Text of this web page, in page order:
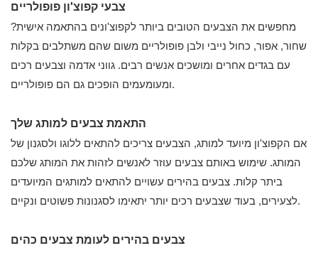
צבעי קפוצ'ון פופולריים
מחפשים את הצבעים הטובים ביותר לקפוצ'ונים בהתאמה אישית?
שחור, אפור, כחול נייבי ולבן פופולריים משום שהם משתלבים בקלות
עם בגדים אחרים ומושכים אנשים רבים. גווני אדמה וצבעים רכים
ומעומעמים הופכים גם הם פופולריים.
התאמת צבעים למותג שלך
אם הקפוצ'ון מיועד למותג, הצבעים צריכים להתאים ללוגו ולסגנון של
המותג. שימוש באותם צבעים עוזר לאנשים לזהות את המותג שלכם
ביתר קלות. צבעים בהירים עשויים להתאים למותגים המיועדים
לצעירים, בעוד שצבעים רכים יותר יתאימו לסגנונות פשוטים ונקיים.
צבעים בהירים לעומת צבעים כהים